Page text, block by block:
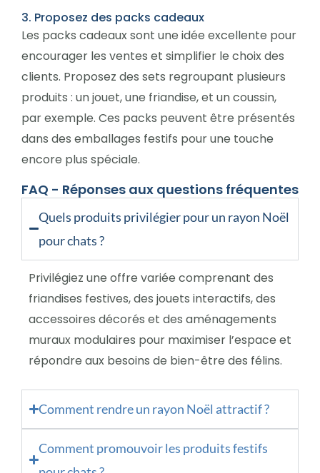
3. Proposez des packs cadeaux
Les packs cadeaux sont une idée excellente pour
encourager les ventes et simplifier le choix des
clients. Proposez des sets regroupant plusieurs
produits : un jouet, une friandise, et un coussin,
par exemple. Ces packs peuvent être présentés
dans des emballages festifs pour une touche
encore plus spéciale.
FAQ - Réponses aux questions fréquentes
Quels produits privilégier pour un rayon Noël
pour chats ?
Privilégiez une offre variée comprenant des
friandises festives, des jouets interactifs, des
accessoires décorés et des aménagements
muraux modulaires pour maximiser l’espace et
répondre aux besoins de bien-être des félins.
Comment rendre un rayon Noël attractif ?
Comment promouvoir les produits festifs